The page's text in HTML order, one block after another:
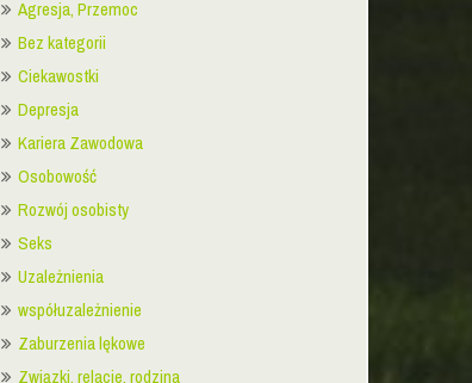
Agresja, Przemoc
Bez kategorii
Ciekawostki
Depresja
Kariera Zawodowa
Osobowość
Rozwój osobisty
Seks
Uzależnienia
współuzależnienie
Zaburzenia lękowe
Związki, relacje, rodzina